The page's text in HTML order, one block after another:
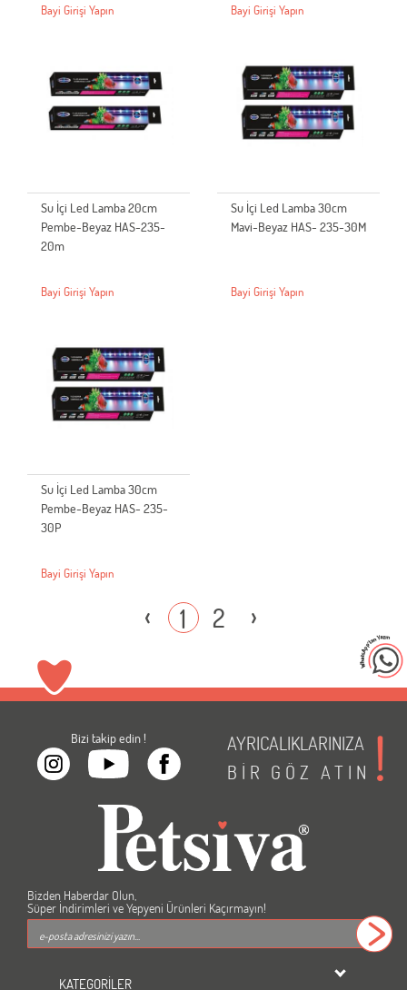
Bayi Girişi Yapın Bayi Girişi Yapın
Su İçi Led Lamba 20cm
Pembe-Beyaz HAS-235-
20m
Bayi Girişi Yapın
Su İçi Led Lamba 30cm
Mavi-Beyaz HAS- 235-30M
Bayi Girişi Yapın
Su İçi Led Lamba 30cm
Pembe-Beyaz HAS- 235-
30P
Bayi Girişi Yapın
‹ 1 2 ›
Bizi takip edin !
AYRICALIKLARINIZA
BİR GÖZ ATIN
Bizden Haberdar Olun,
Süper İndirimleri ve Yepyeni Ürünleri Kaçırmayın!
KATEGORİLER